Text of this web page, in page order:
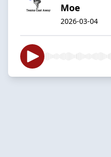
Moe
2026-03-04